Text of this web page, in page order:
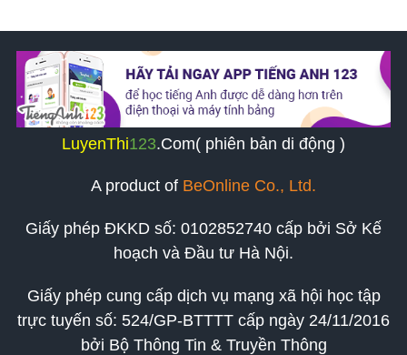
LuyenThi123.Com( phiên bản di động )
A product of BeOnline Co., Ltd.
Giấy phép ĐKKD số: 0102852740 cấp bởi Sở Kế
hoạch và Đầu tư Hà Nội.
Giấy phép cung cấp dịch vụ mạng xã hội học tập
trực tuyến số: 524/GP-BTTTT cấp ngày 24/11/2016
bởi Bộ Thông Tin & Truyền Thông